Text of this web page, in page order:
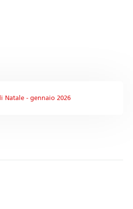
Natale - gennaio 2026